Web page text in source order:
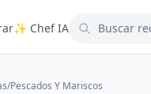
✨ Chef IA
/Pescados Y Mariscos